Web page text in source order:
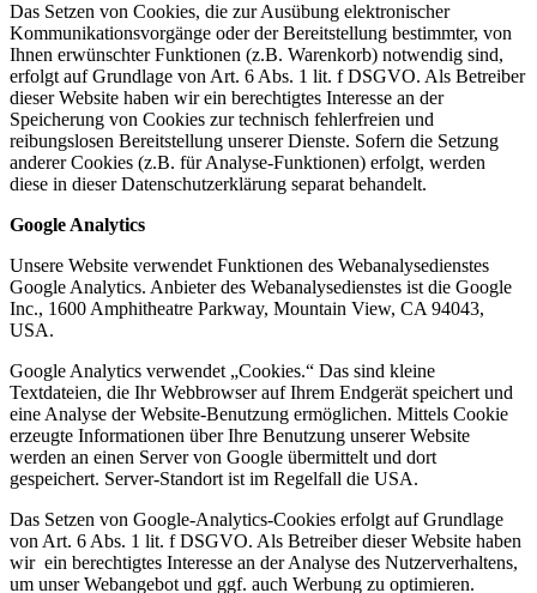
Das Setzen von Cookies, die zur Ausübung elektronischer
Kommunikationsvorgänge oder der Bereitstellung bestimmter, von
Ihnen erwünschter Funktionen (z.B. Warenkorb) notwendig sind,
erfolgt auf Grundlage von Art. 6 Abs. 1 lit. f DSGVO. Als Betreiber
dieser Website haben wir ein berechtigtes Interesse an der
Speicherung von Cookies zur technisch fehlerfreien und
reibungslosen Bereitstellung unserer Dienste. Sofern die Setzung
anderer Cookies (z.B. für Analyse-Funktionen) erfolgt, werden
diese in dieser Datenschutzerklärung separat behandelt.
Google Analytics
Unsere Website verwendet Funktionen des Webanalysedienstes
Google Analytics. Anbieter des Webanalysedienstes ist die Google
Inc., 1600 Amphitheatre Parkway, Mountain View, CA 94043,
USA.
Google Analytics verwendet „Cookies.“ Das sind kleine
Textdateien, die Ihr Webbrowser auf Ihrem Endgerät speichert und
eine Analyse der Website-Benutzung ermöglichen. Mittels Cookie
erzeugte Informationen über Ihre Benutzung unserer Website
werden an einen Server von Google übermittelt und dort
gespeichert. Server-Standort ist im Regelfall die USA.
Das Setzen von Google-Analytics-Cookies erfolgt auf Grundlage
von Art. 6 Abs. 1 lit. f DSGVO. Als Betreiber dieser Website haben
wir ein berechtigtes Interesse an der Analyse des Nutzerverhaltens,
um unser Webangebot und ggf. auch Werbung zu optimieren.